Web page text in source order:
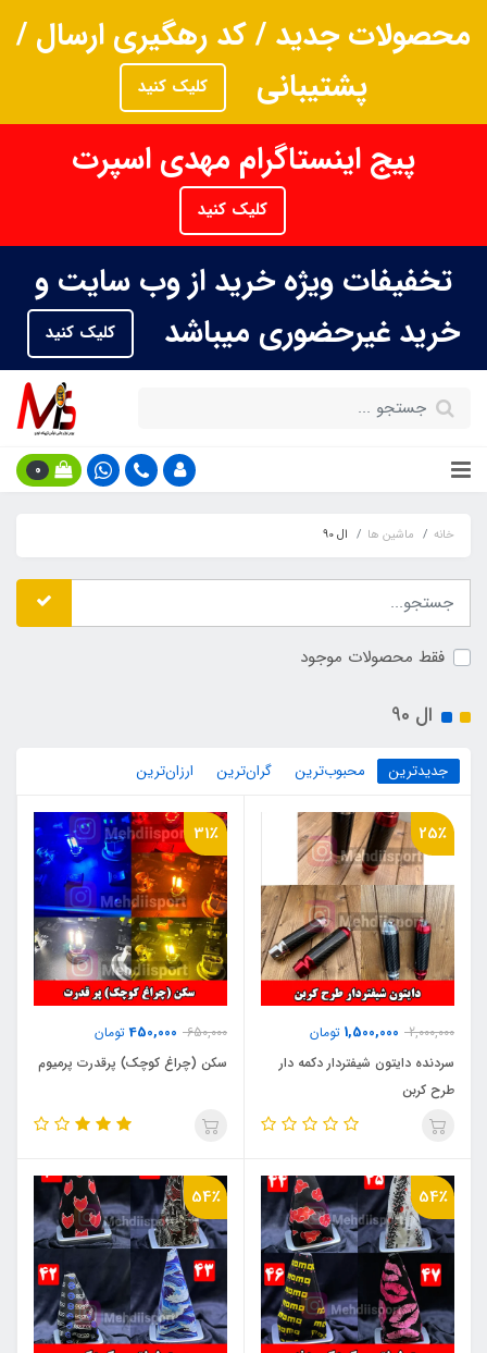
محصولات جدید / کد رهگیری ارسال /
پشتیبانی
کلیک کنید
پیج اینستاگرام مهدی اسپرت
کلیک کنید
تخفیفات ویژه خرید از وب سایت و
خرید غیرحضوری میباشد
کلیک کنید
0
خانه ماشین ها ال 90
فقط محصولات موجود
ال 90
جدیدترین محبوب‌ترین گران‌ترین ارزان‌ترین
25٪
2,000,000
1,500,000 تومان
سردنده دایتون شیفتردار دکمه دار
طرح کربن
31٪
650,000
450,000تومان
سکن (چراغ کوچک) پرقدرت پرمیوم
54٪ 54٪